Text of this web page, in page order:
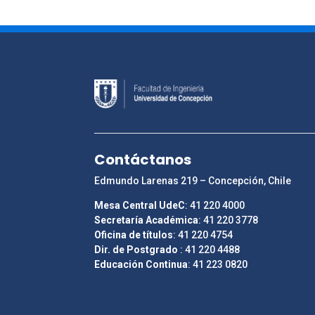
Contáctanos
Edmundo Larenas 219 – Concepción, Chile
Mesa Central UdeC: 41 220 4000
Secretaría Académica: 41 220 3778
Oficina de títulos: 41 220 4754
Dir. de Postgrado : 41 220 4488
Educación Continua: 41 223 0820